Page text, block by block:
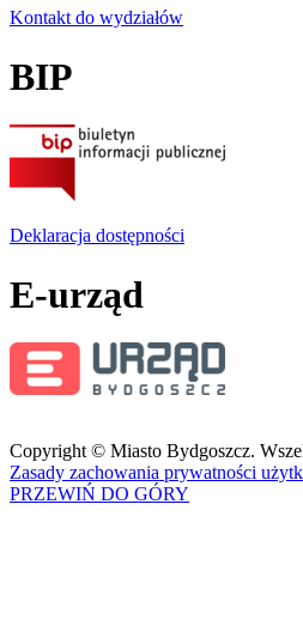
Kontakt do wydziałów
BIP
Deklaracja dostępności
E-urząd
Copyright © Miasto Bydgoszcz.
Zasady zachowania prywatności
PRZEWIŃ DO GÓRY